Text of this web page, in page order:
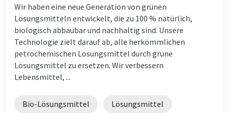
Wir haben eine neue Generation von grünen
Lösungsmitteln entwickelt, die zu 100 % natürlich,
biologisch abbaubar und nachhaltig sind. Unsere
Technologie zielt darauf ab, alle herkömmlichen
petrochemischen Lösungsmittel durch grüne
Lösungsmittel zu ersetzen. Wir verbessern
Lebensmittel, ...
Bio-Lösungsmittel Lösungsmittel